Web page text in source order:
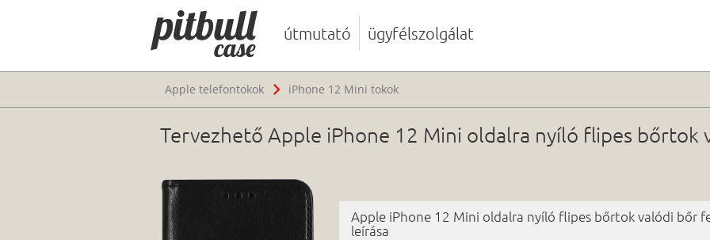
útmutató ügyfélszolgálat
Apple telefontokok iPhone 12 Mini tokok
Tervezhető Apple iPhone 12 Mini oldalra nyíló flipes bőrtok
Apple iPhone 12 Mini oldalra nyíló flipes bőrtok valódi bőr
leírása